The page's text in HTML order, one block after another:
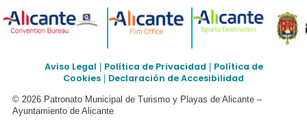
Aviso Legal Política de Privacidad
Política de
Cookies
Declaración de Accesibilidad
© 2026 Patronato Municipal de Turismo y Playas de Alicante –
Ayuntamiento de Alicante